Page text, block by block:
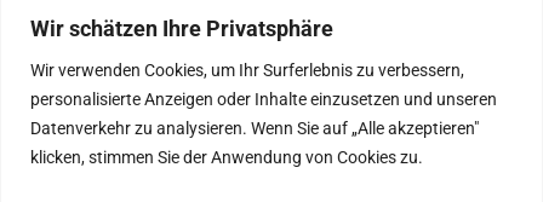
Wir schätzen Ihre Privatsphäre
Wir verwenden Cookies, um Ihr Surferlebnis zu verbessern,
personalisierte Anzeigen oder Inhalte einzusetzen und unseren
Datenverkehr zu analysieren. Wenn Sie auf „Alle akzeptieren"
klicken, stimmen Sie der Anwendung von Cookies zu.
Werken Zukunft gestalten
IMPRESSUM
INSTAGRAM